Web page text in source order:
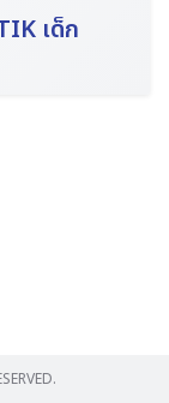
เด็ก